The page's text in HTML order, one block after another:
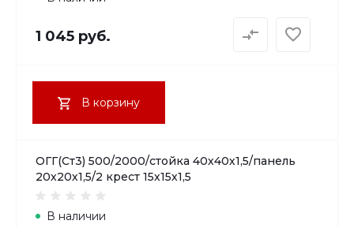
1 045 руб.
В корзину
ОГГ(Ст3) 500/2000/стойка 40х40х1,5/панель
20х20х1,5/2 крест 15х15х1,5
В наличии